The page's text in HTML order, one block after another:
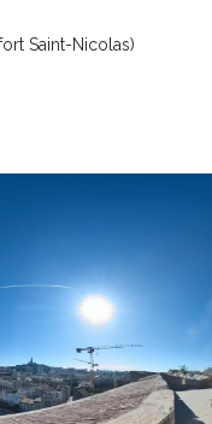
Saint-Nicolas)